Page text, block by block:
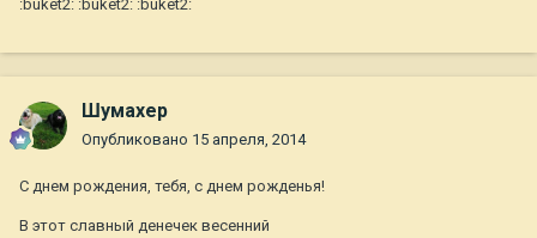
:buket2: :buket2: :buket2:
Шумахер
Опубликовано 15 апреля, 2014
С днем рождения, тебя, с днем рожденья!
В этот славный денечек весенний